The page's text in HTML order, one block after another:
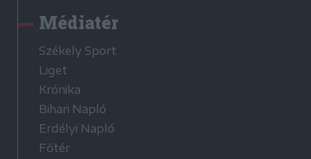
Médiatér
Székely Sport
Liget
Krónika
Bihari Napló
Erdélyi Napló
Főtér